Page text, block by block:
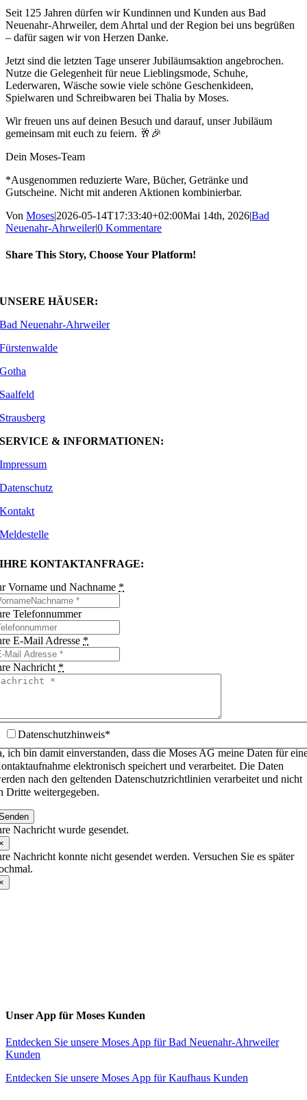
Seit 125 Jahren dürfen wir Kundinnen und Kunden aus Bad
Neuenahr-Ahrweiler, dem Ahrtal und der Region bei uns begrüßen
– dafür sagen wir von Herzen Danke.
Jetzt sind die letzten Tage unserer Jubiläumsaktion angebrochen.
Nutze die Gelegenheit für neue Lieblingsmode, Schuhe,
Lederwaren, Wäsche sowie viele schöne Geschenkideen,
Spielwaren und Schreibwaren bei Thalia by Moses.
Wir freuen uns auf deinen Besuch und darauf, unser Jubiläum
gemeinsam mit euch zu feiern. 🥂🎉
Dein Moses-Team
*Ausgenommen reduzierte Ware, Bücher, Getränke und
Gutscheine. Nicht mit anderen Aktionen kombinierbar.
Von Moses|2026-05-14T17:33:40+02:00Mai 14th, 2026|Bad
Neuenahr-Ahrweiler|0 Kommentare
Share This Story, Choose Your Platform!
UNSERE HÄUSER:
Bad Neuenahr-Ahrweiler
Fürstenwalde
Gotha
Saalfeld
Strausberg
SERVICE & INFORMATIONEN:
Impressum
Datenschutz
Kontakt
Meldestelle
IHRE KONTAKTANFRAGE:
Vorname und Nachname *
Telefonnummer
E-Mail Adresse *
Nachricht *
Datenschutzhinweis*
ich bin damit einverstanden, dass die Moses AG meine Daten für
elektronisch speichert und verarbeitet. Die Daten
nach den geltenden Datenschutzrichtlinien verarbeitet und nicht
Dritte weitergegeben.
Nachricht wurde gesendet.
Nachricht konnte nicht gesendet werden. Versuchen Sie es später
Unser App für Moses Kunden
Entdecken Sie unsere Moses App für Bad Neuenahr-Ahrweiler
Kunden
Entdecken Sie unsere Moses App für Kaufhaus Kunden